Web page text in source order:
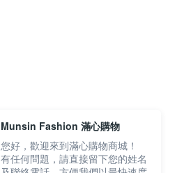
Munsin Fashion 滿心購物
您好，歡迎來到滿心購物商城！
有任何問題，請直接留下您的姓名